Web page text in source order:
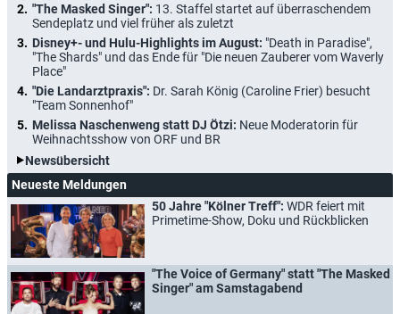
"The Masked Singer": 13. Staffel startet auf überraschendem
Sendeplatz und viel früher als zuletzt
Disney+- und Hulu-Highlights im August: "Death in Paradise",
"The Shards" und das Ende für "Die neuen Zauberer vom Waverly
Place"
"Die Landarztpraxis": Dr. Sarah König (Caroline Frier) besucht
"Team Sonnenhof"
Melissa Naschenweng statt DJ Ötzi: Neue Moderatorin für
Weihnachtsshow von ORF und BR
Newsübersicht
Neueste Meldungen
50 Jahre "Kölner Treff": WDR feiert mit
Primetime-Show, Doku und Rückblicken
"The Voice of Germany" statt "The Masked
Singer" am Samstagabend